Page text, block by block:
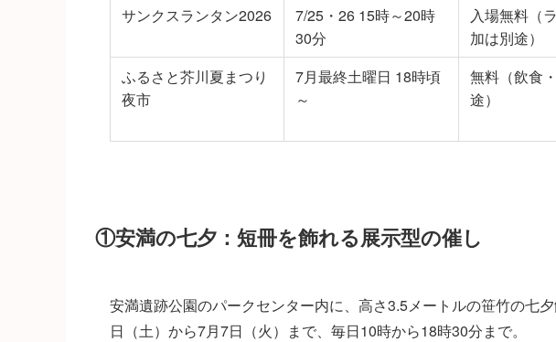
サンクスランタン2026
7/25・26 15時～20時
30分
入場無料（
加は別途）
ふるさと芥川夏まつり
夜市
7月最終土曜日 18時頃
～
無料（飲食
途）
①安満の七夕：短冊を飾れる展示型の催し
安満遺跡公園のパークセンター内に、高さ3.5メートルの笹竹の七
日（土）から7月7日（火）まで、毎日10時から18時30分まで。